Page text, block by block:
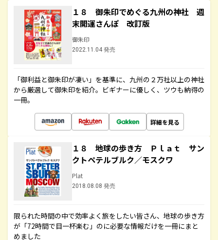
１８ 御朱印でめぐる九州の神社 週
末開運さんぽ 改訂版
御朱印
2022.11.04 発売
「御利益と御朱印が凄い」を基準に、九州の２万社以上の神社
から厳選して御朱印を紹介。ビギナーに優しく、ツウも納得の
一冊。
詳細を見る
１８ 地球の歩き方 Ｐｌａｔ サン
クトペテルブルク／モスクワ
Plat
2018.08.08 発売
限られた時間の中で効率よく旅をしたい皆さん、地球の歩き方
が「72時間で目一杯楽む」のに必要な情報だけを一冊にまと
めました